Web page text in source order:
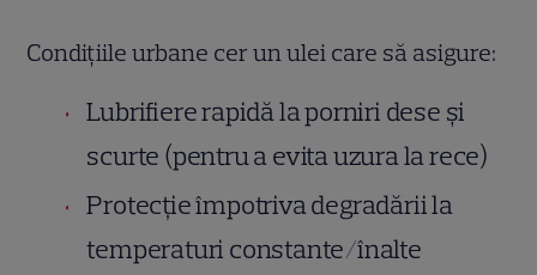
Condițiile urbane cer un ulei care să asigure:
Lubrifiere rapidă la porniri dese și
scurte (pentru a evita uzura la rece)
Protecție împotriva degradării la
temperaturi constante/înalte